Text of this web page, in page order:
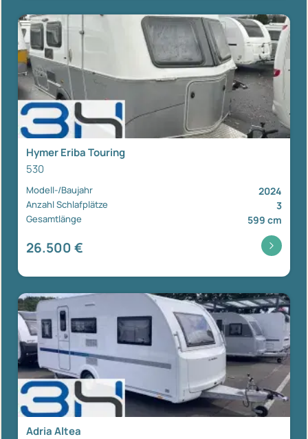
Hymer Eriba Touring
530
Modell-/Baujahr 2024
Anzahl Schlafplätze 3
Gesamtlänge 599 cm
26.500 €
Adria Altea